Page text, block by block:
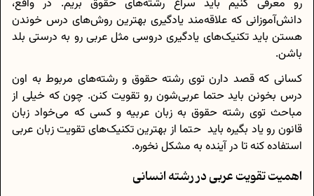
رو معرفی کنیم باید سراغ رشته‌های حقوق بریم. در واقع،
دانش‌آموزانی که علاقه‌مند یادگیری بهترین روش‌های درس خوندن
هستن باید تکنیک‌های یادگیری دروسی مثل عربی رو به درستی بلد
باشن.
کسانی که قصد دارن توی رشته‌ حقوق و رشته‌های مربوط به اون
درس بخونن باید حتما عربی‌شون رو تقویت کنن. چون که خیلی از
مباحث توی رشته‌ حقوق به زبان عربیه و کسی که می‌خواد زبان
قانون رو یاد بگیره باید حتما از بهترین تکنیک‌‌های تقویت زبان عربی
استفاده کنه تا در آینده به مشکل نخوره.
اهمیت تقویت عربی در رشته‌ انسانی